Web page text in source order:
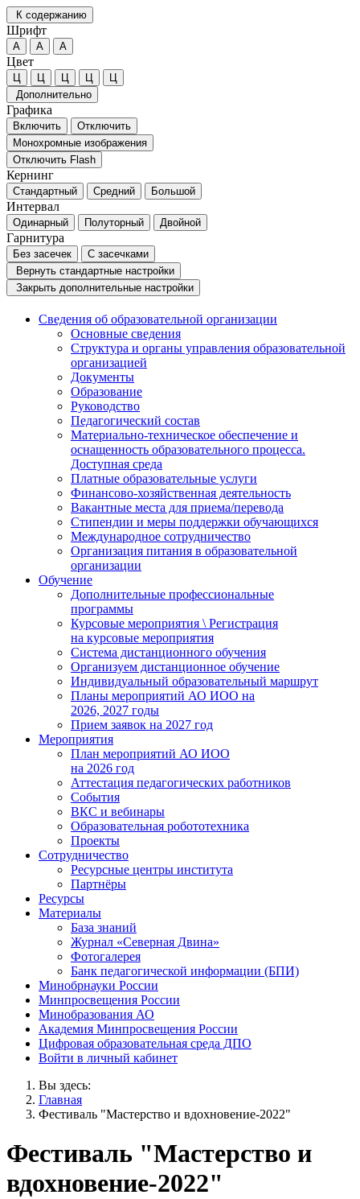
К содержанию
Шрифт
А А А
Цвет
Ц Ц Ц Ц
Ц
Дополнительно
Графика
Включить
Отключить
Монохромные изображения
Отключить Flash
Кернинг
Стандартный Средний Большой
Интервал
Одинарный Полуторный Двойной
Гарнитура
Без засечек
С засечками
Вернуть стандартные настройки
Закрыть дополнительные настройки
Сведения об образовательной организации
Основные сведения
Структура и органы управления образовательной
организацией
Документы
Образование
Руководство
Педагогический состав
Материально-техническое обеспечение и
оснащенность образовательного процесса.
Доступная среда
Платные образовательные услуги
Финансово-хозяйственная деятельность
Вакантные места для приема/перевода
Стипендии и меры поддержки обучающихся
Международное сотрудничество
Организация питания в образовательной
организации
Обучение
Дополнительные профессиональные
программы
Курсовые мероприятия \ Регистрация
на курсовые мероприятия
Система дистанционного обучения
Организуем дистанционное обучение
Индивидуальный образовательный маршрут
Планы мероприятий АО ИОО на
2026, 2027 годы
Прием заявок на 2027 год
Мероприятия
План мероприятий АО ИОО
на 2026 год
Аттестация педагогических работников
События
ВКС и вебинары
Образовательная робототехника
Проекты
Сотрудничество
Ресурсные центры института
Партнёры
Ресурсы
Материалы
База знаний
Журнал «Северная Двина»
Фотогалерея
Банк педагогической информации (БПИ)
Минобрнауки России
Минпросвещения России
Минобразования АО
Академия Минпросвещения России
Цифровая образовательная среда ДПО
Войти в личный кабинет
Вы здесь:
Главная
Фестиваль "Мастерство и вдохновение-2022"
Фестиваль "Мастерство и
вдохновение-2022"